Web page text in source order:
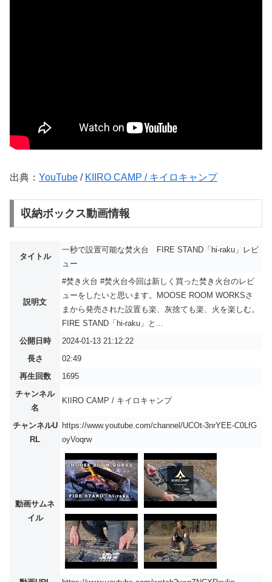
出典： YouTube / KIIRO CAMP / キイロキャンプ
収納ボックス動画情報
タイトル
一秒で設置可能な焚火台 FIRE STAND「hi-raku」レビ
ュー
説明文
#焚き火台 #焚火台今回は新しく買った焚き火台のレビ
ューをしたいと思います。MOOSE ROOM WORKSさ
まから発売された設置も楽、灰捨ても楽、火を楽しむ。
FIRE STAND「hi-raku」と...
公開日時
2024-01-13 21:12:22
長さ
02:49
再生回数
1695
チャンネル
名
KIIRO CAMP / キイロキャンプ
チャンネルU
RL
https://www.youtube.com/channel/UCOt-3nrYEE-C0LfG
oyVoqrw
動画サムネ
イル